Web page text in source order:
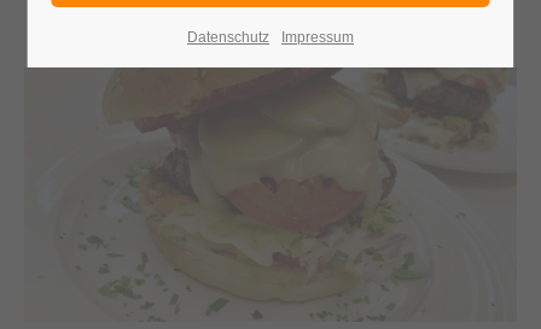
Burgerbestellen
Datenschutz Impressum